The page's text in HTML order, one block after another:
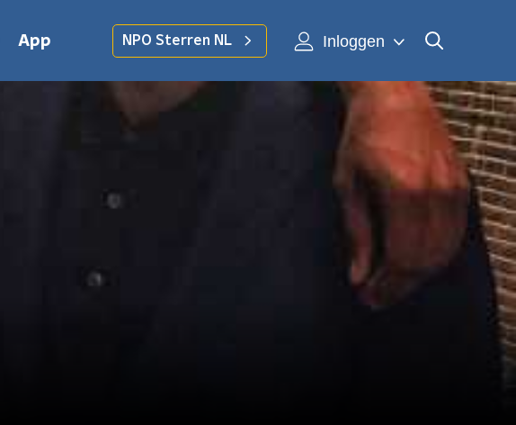
App NPO Sterren NL Inloggen